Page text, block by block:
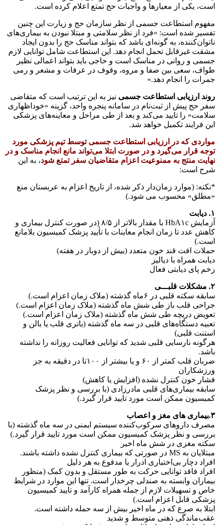
است، یکی از معیارها و واجبات حج تمتع اعلام کرده است.
مفهوم استطاعت جسمی از نظر سازمان حج و زیارت این چنین
تفسیر شده است: «فرد از نظر سلامتی و مبتلا نبودن به بیماری‌های
ناتوان‌کننده، به گونه‌ای باشد که بتواند مناسک حج را بدون ایجاد
مشقت غیرقابل تحمل انجام دهد. این استطاعت شامل توانایی لازم
جسمی و روانی در مناسک است و حاجی باید بتواند اعمالی نظیر
طواف، سعی بین صفا و مروه، وقوف در عرفات و مشعر و رمی
جمرات را انجام دهد.»
روند ارزیابی استطاعت جسمی نیز به این ترتیب است که متقاضی
سفر حج پیش از ثبت‌نام در سامانه پنجره واحد، گزینه «خوداظهاری
سلامت» را تایید می‌کند و بعد از طی مراحل و معاینه‌های پزشکی
این فرایند تکمیل خواهد شد.
مواردی که در ارزیابی استطاعت جسمی توسط تیم پزشکی مورد
توجه قرار می‌گیرد و در صورت ابتلا می‌تواند مانع انجام مناسک و در
نهایت منتج به ممنوعیت اعزام متقاضیان سفر تمتع شود، به این
شرح است:
*نکته: (موارد زمان‌دار ذکر شده، از تاریخ اعزام به عربستان منع
«مطلق» محسوب می شود.)
۱. دیابت
آزمایش HbA۱c با مقدار بالاتر از ۸/۵ (در صورت کنترل بیماری و
کاهش عدد تا زمان انجام معاینات با تأیید پزشک کمیسیون بلامانع
است.)
حملات افت قند خون متعدد (بیش از دوبار در هفته)
دیابت همراه با دیالیز
زخم پای دیابتی فعال
۲. مشکلات قلبـــی
سابقه سکته قلبی در ۶ماه گذشته (ملاک زمان اعزام است.)
جراحی قلب باز طی شش ماه گذشته (ملاک زمان اعزام است.)
تعویض دریچه طی شش ماه گذشته (ملاک زمان اعزام است.)
تعبیه دستگاه‌های قلبی در سه ماه گذشته (باتری قلب یا بالن و
استنت قلبی)
هرگونه نارسایی قلبی شدید که توانایی فعالیت روزانه را نداشته
باشد.
ضربان قلب کمتر از ۶۰ و یا بیشتر از ۱۰۰تا در دقیقه به جز
ورزشکاران
فشار خون کنترل نشده (افزایش یا کاهش)
سابقه بیماری‌های قلبی مادرزادی (با بررسی و نظر پزشک
کمیسیون ممکن است مورد تایید قرار گیرد.)
۳.بیماری های مغز و اعصاب
مصرف داروهای سرکوب‌کننده سیستم ایمنی در سه ماه گذشته (با
بررسی و نظر پزشک کمیسیون ممکن است مورد تایید قرار گیرد.)
سکته مغزی در شش ماه اخیر
مبتلایان به MS در صورتی که بیماری کنترل نشده داشته باشند.
افراد دچار بی‌اختیاری ادرار یا مدفوع به هر دلیل
افراد فاقد توانایی حرکت به طور مستقل و بدون کمک (منظور
بیماران وابسته به صندلی چرخ­دار است. تنها این موارد در شرایط
خاص و تسهیلات لازم از جمله همراه کارآمد و تایید کمیسیون
پزشکی قابل اعزام است.)
ابتلا به صرع که در ماه اخیر بیش از سه حمله داشته است.
عقب‌ماندگی ذهنی متوسط و شدید